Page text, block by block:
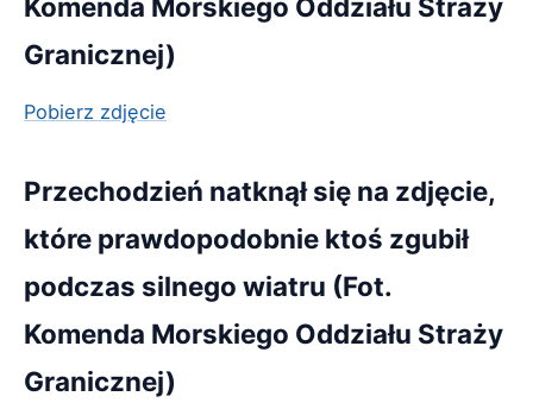
Granicznej)
Pobierz zdjęcie
Przechodzień natknął się na zdjęcie,
które prawdopodobnie ktoś zgubił
podczas silnego wiatru (Fot.
Komenda Morskiego Oddziału Straży
Granicznej)